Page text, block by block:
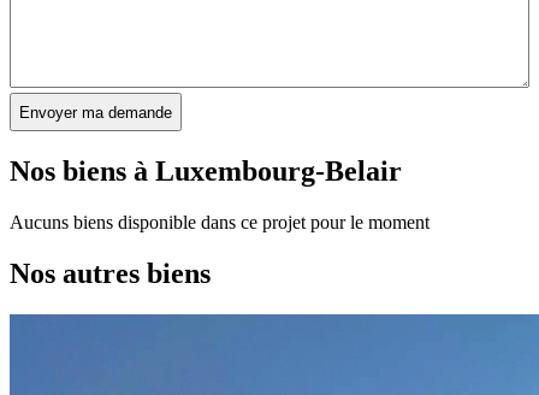
Nos biens à Luxembourg-Belair
Aucuns biens disponible dans ce projet pour le moment
Nos autres biens